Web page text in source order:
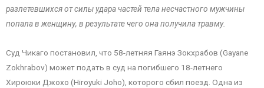
разлетевшихся от силы удара частей тела несчастного мужчины
попала в женщину, в результате чего она получила травму.
Суд Чикаго постановил, что 58-летняя Гаянэ Зокхрабов (Gayane
Zokhrabov) может подать в суд на погибшего 18-летнего
Хироюки Джохо (Hiroyuki Joho), которого сбил поезд. Одна из